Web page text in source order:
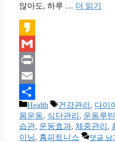
않아도, 하루 … 더 읽기
Kakao
Gmail
Print
Email
Share
카
테
고
리
Health
태
그
건강관리 , 다이
몸운동, 식단관리 , 운동루틴
습관, 운동효과, 체중관리 ,
이닝, 홈피트니스 댓글 남